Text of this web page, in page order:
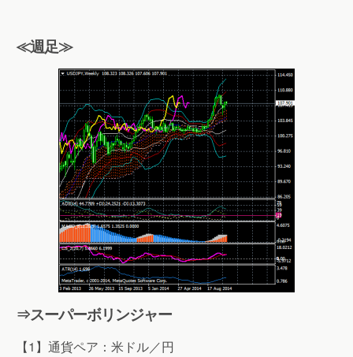
≪週足≫
⇒スーパーボリンジャー
【1】通貨ペア：米ドル／円